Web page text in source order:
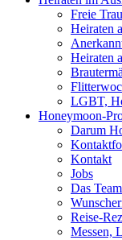
Freie
Heiraten
Heiraten
LGBT,
Honeymoon-
Darum
Kontakt
Jobs
Das Team
Reise-
Messen,